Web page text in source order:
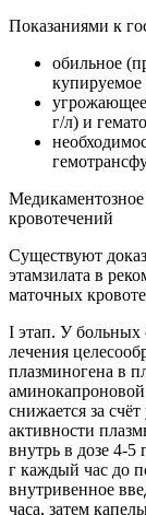
Показаниями к
обильное
купируемое
г/л) и
кровотечений
Существуют
этамзилата в
маточных
I этап. У больных
лечения
плазминогена в
снижается за
активности
внутрь в дозе 4-5
г каждый час до
внутривенное
часа, затем